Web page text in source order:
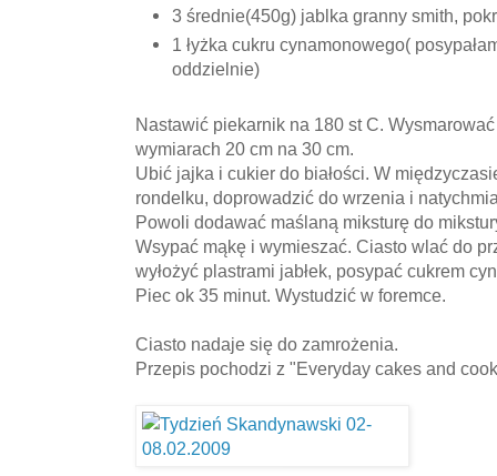
3 średnie(450g) jablka granny smith,
1 łyżka cukru cynamonowego(
oddzielnie)
Nastawić piekarnik na 180 st C.
wymiarach 20 cm na 30 cm.
Ubić jajka i cukier do białości. W
rondelku, doprowadzić do wrzenia i
Powoli dodawać maślaną miksturę do
Wsypać mąkę i wymieszać. Ciasto wlać do
wyłożyć plastrami jabłek, posypać cukrem
Piec ok 35 minut. Wystudzić w foremce.
Ciasto nadaje się do zamrożenia.
Przepis pochodzi z "Everyday cakes and